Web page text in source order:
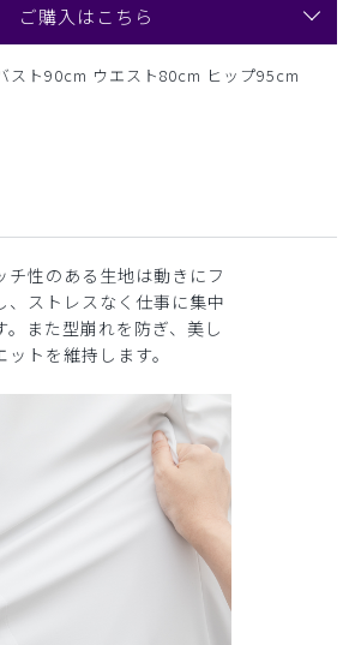
ご購入はこちら
スト90cm ウエスト80cm ヒップ95cm
チ性のある生地は動きにフ
、ストレスなく仕事に集中
。また型崩れを防ぎ、美し
ットを維持します。